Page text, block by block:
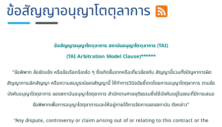
ข้อสัญญาอนุญาโตตุลาการ
ข้อสัญญาอนุญาโตตุลาการ สถาบันอนุญาโตตุลาการ (TAI)
(TAI Arbitration Model Clause)******
“ข้อพิพาท ข้อขัดแย้ง หรือข้อเรียกร้องใด ๆ ซึ่งเกิดขึ้นจากหรือเกี่ยวข้องกับ สัญญานี้รวมทั้งปัญหาการผิด
สัญญาการเลิกสัญญา หรือความสมบูรณ์ของสัญญานี้ ให้ทำการวินิจฉัยชี้ขาดโดยการอนุญาโตตุลาการ ตามข้อ
บังคับอนุญาโตตุลาการ ของสถาบันอนุญาโตตุลาการ สำนักงานศาลยุติธรรมซึ่งใช้บังคับอยู่ในขณะที่มีการเสนอ
ข้อพิพาทเพื่อการอนุญาโตตุลาการและให้อยู่ภายใต้การจัดการของสถาบัน ดังกล่าว”
“Any dispute, controversy or claim arising out of or relating to this contract or the